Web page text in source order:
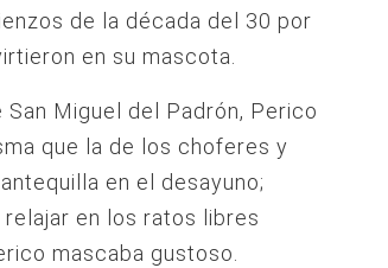
de la década del 30 por
en su mascota.
San Miguel del Padrón, Perico
que la de los choferes y
en el desayuno;
en los ratos libres
mascaba gustoso.